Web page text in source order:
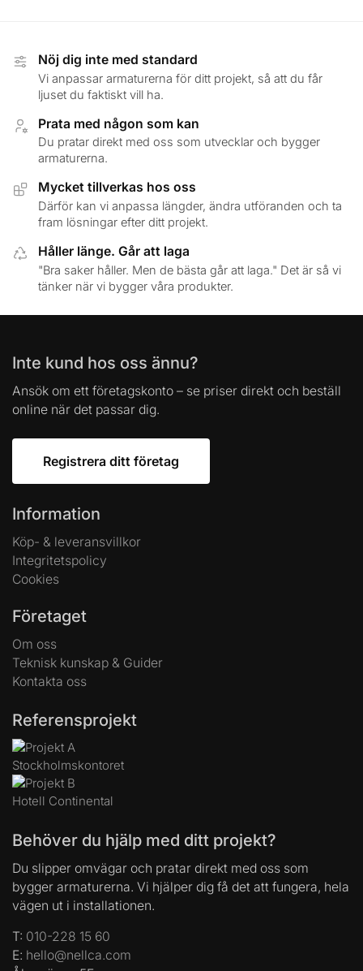
Nöj dig inte med standard
Vi anpassar armaturerna för ditt projekt, så att du får
ljuset du faktiskt vill ha.
Prata med någon som kan
Du pratar direkt med oss som utvecklar och bygger
armaturerna.
Mycket tillverkas hos oss
Därför kan vi anpassa längder, ändra utföranden och ta
fram lösningar efter ditt projekt.
Håller länge. Går att laga
"Bra saker håller. Men de bästa går att laga." Det är så vi
tänker när vi bygger våra produkter.
Inte kund hos oss ännu?
Ansök om ett företagskonto – se priser direkt och beställ
online när det passar dig.
Registrera ditt företag
Information
Köp- & leveransvillkor
Integritetspolicy
Cookies
Företaget
Om oss
Teknisk kunskap & Guider
Kontakta oss
Referensprojekt
Stockholmskontoret
Hotell Continental
Behöver du hjälp med ditt projekt?
Du slipper omvägar och pratar direkt med oss som
bygger armaturerna. Vi hjälper dig få det att fungera, hela
vägen ut i installationen.
T: 010-228 15 60
E: hello@nellca.com